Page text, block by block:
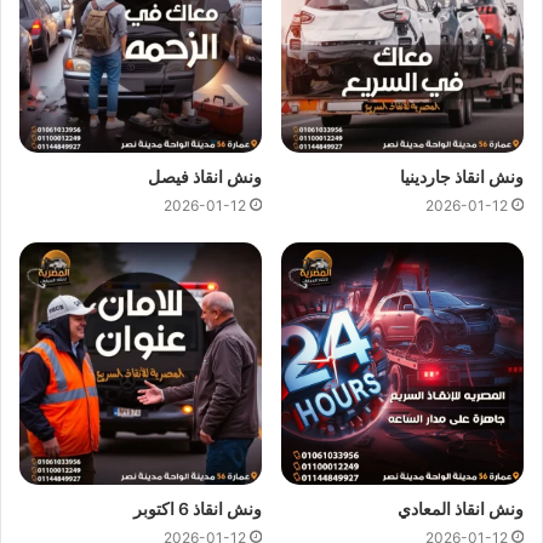
السيارةوتأمينها أثناء النقل و إيصالها إلى اقرب توكيل او مركز صيانة
سيارات فهدفنا هو ان نكون بجانبك دائما في اصعب المواقف.
اسرع ونش انقاذ ، اسرع ونش انقاذ سيارات ، رقم اسرع ونش انقاذ ، تليفون
ونش انقاذ جاردينيا
2026-01-12
ونش انقاذ فيصل
2026-01-12
ونش انقاذ المعادي
2026-01-12
ونش انقاذ 6 اكتوبر
2026-01-12